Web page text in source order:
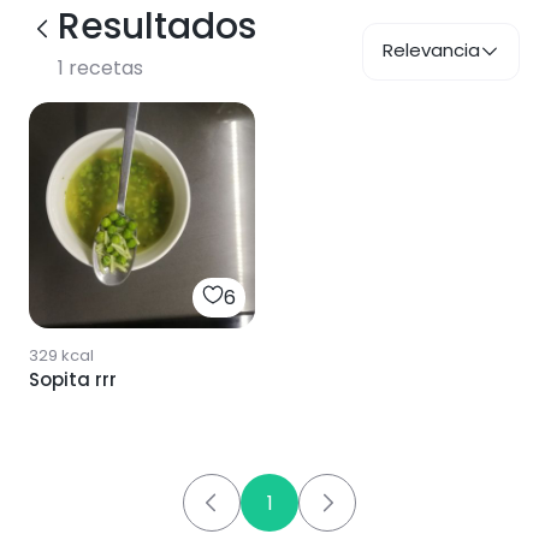
Resultados
1 recetas
Relevancia
6
329 kcal
Sopita rrr
1